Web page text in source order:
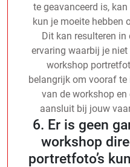
te geavanceerd is,
kun je moeite hebben
Dit kan resulteren
ervaring waarbij je
workshop
belangrijk om vooraf
van de workshop
aansluit bij jouw
6. Er is geen
workshop
portretfoto’s